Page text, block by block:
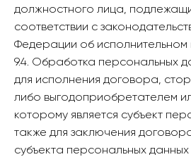
должностного лица,
соответствии с
Федерации об исполнительном
9.4. Обработка персональных
для исполнения договора,
либо выгодоприобретателем
которому является субъект
также для заключения
субъекта персональных